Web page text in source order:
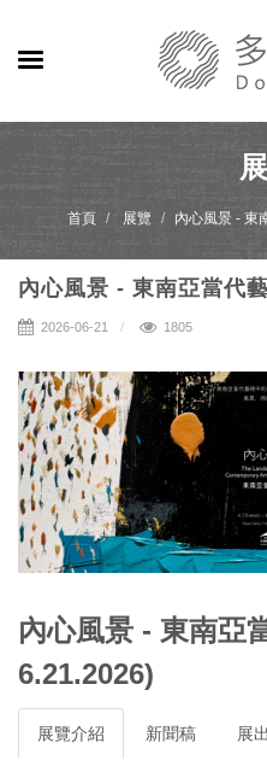
藝
首頁 展覽 內心風景 - 東
內心風景 - 東南亞當代
2026-06-21 1805
內心風景 - 東南亞
6.21.2026)
展覽介紹 新聞稿 展